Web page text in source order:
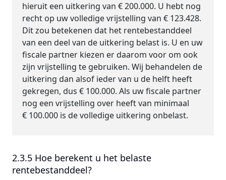
hieruit een uitkering van € 200.000. U hebt nog
recht op uw volledige vrijstelling van € 123.428.
Dit zou betekenen dat het rentebestanddeel
van een deel van de uitkering belast is. U en uw
fiscale partner kiezen er daarom voor om ook
zijn vrijstelling te gebruiken. Wij behandelen de
uitkering dan alsof ieder van u de helft heeft
gekregen, dus € 100.000. Als uw fiscale partner
nog een vrijstelling over heeft van minimaal
€ 100.000 is de volledige uitkering onbelast.
2.3.5 Hoe berekent u het belaste
rentebestanddeel?